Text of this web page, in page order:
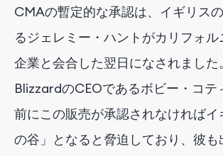
CMAの暫定的な承認は、イギリス
るジェレミー・ハントがカリフォ
企業と会合した翌日になされまし
BlizzardのCEOであるボビー・コテ
前にこの販売が承認されなければ
の谷」となると脅迫しており、彼も